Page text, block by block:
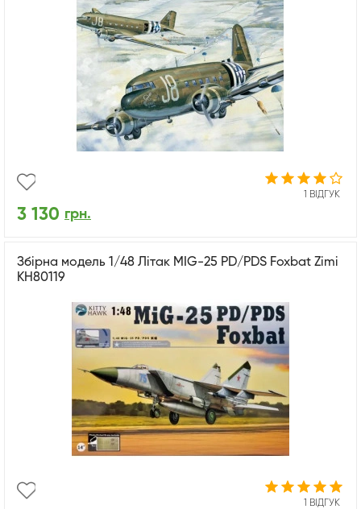
1 ВІДГУК
3 130 грн.
Збірна модель 1/48 Літак MIG-25 PD/PDS Foxbat Zimi
KH80119
1 ВІДГУК